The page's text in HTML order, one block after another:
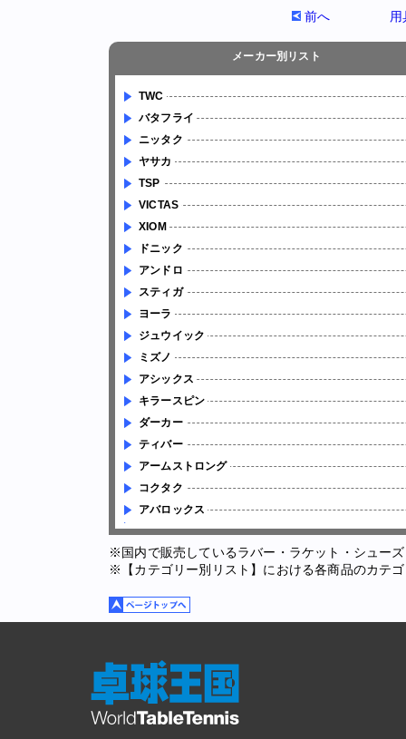
前へ
メーカー別リスト
TWC
バタフライ
ニッタク
ヤサカ
TSP
VICTAS
XIOM
ドニック
アンドロ
スティガ
ヨーラ
ジュウイック
ミズノ
アシックス
キラースピン
ダーカー
ティバー
アームストロング
コクタク
アバロックス
※国内で販売しているラバー・ラケット・シュー
※【カテゴリー別リスト】における各商品のカテ